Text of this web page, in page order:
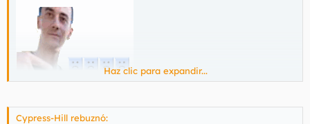
Haz clic para expandir...
Cypress-Hill rebuznó: